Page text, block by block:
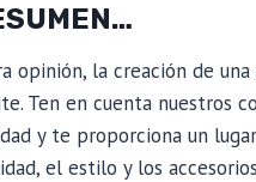
opinión, la creación de
Ten en cuenta nuestros
y te proporciona un
el estilo y los